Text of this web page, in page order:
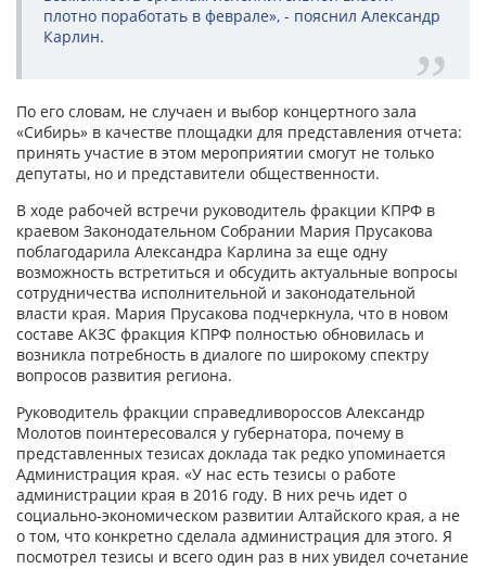
плотно поработать в феврале», - пояснил Александр
Карлин.
По его словам, не случаен и выбор концертного зала
«Сибирь» в качестве площадки для представления отчета:
принять участие в этом мероприятии смогут не только
депутаты, но и представители общественности.
В ходе рабочей встречи руководитель фракции КПРФ в
краевом Законодательном Собрании Мария Прусакова
поблагодарила Александра Карлина за еще одну
возможность встретиться и обсудить актуальные вопросы
сотрудничества исполнительной и законодательной
власти края. Мария Прусакова подчеркнула, что в новом
составе АКЗС фракция КПРФ полностью обновилась и
возникла потребность в диалоге по широкому спектру
вопросов развития региона.
Руководитель фракции справедливороссов Александр
Молотов поинтересовался у губернатора, почему в
представленных тезисах доклада так редко упоминается
Администрация края. «У нас есть тезисы о работе
администрации края в 2016 году. В них речь идет о
социально-экономическом развитии Алтайского края, а не
о том, что конкретно сделала администрация для этого. Я
посмотрел тезисы и всего один раз в них увидел сочетание